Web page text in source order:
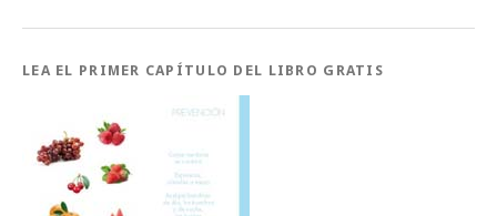
LEA EL PRIMER CAPÍTULO DEL LIBRO GRATIS